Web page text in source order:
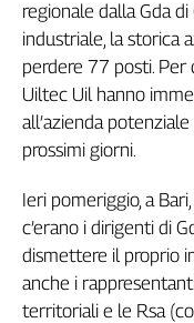
Caaf
Speciali
G8
di
Genova,
sangue
della
anni
Cgil
regionale dalla Gda
industriale, la storica
perdere 77 posti. Per
Uiltec Uil hanno
all’azienda
prossimi giorni.
Ieri pomeriggio, a
c’erano i dirigenti di
dismettere il proprio
anche i
territoriali e le Rsa